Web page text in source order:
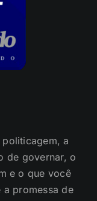
a
de governar, o
e o que você
promessa de